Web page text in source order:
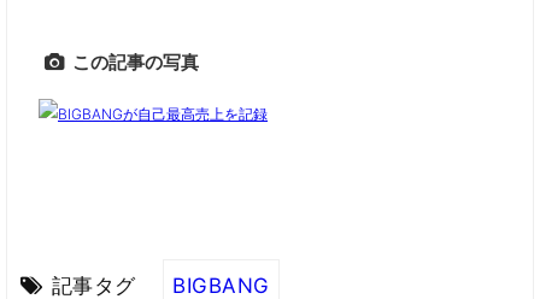
この記事の写真
記事タグ BIGBANG